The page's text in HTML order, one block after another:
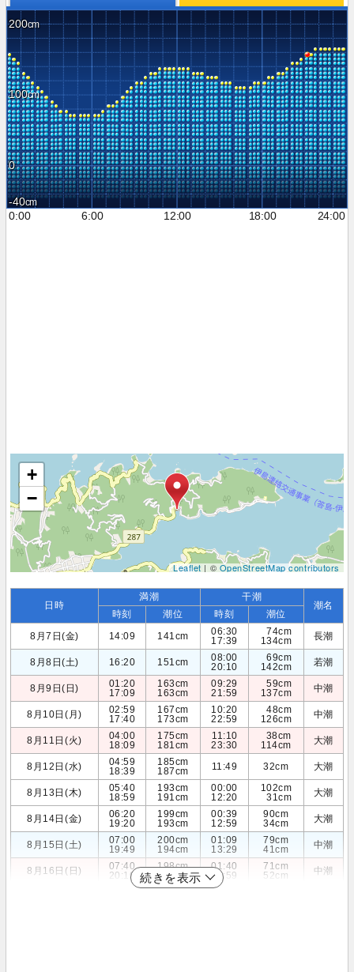
200
100
0
-40
0:00
6:00 12:00 18:00 24:00
+
−
Leaflet| ©OpenStreetMap contributors
日時
満潮 干潮
潮名
時刻 潮位 時刻
潮位
8月7日(金)
14:09 141cm
06:30
17:39
74cm
134cm
長潮
8月8日(土) 16:20 151cm
08:00
20:10
69cm
142cm
若潮
8月9日(日)
01:20
17:09
163cm
163cm
09:29
21:59
59cm
137cm
中潮
8月10日(月)
02:59
17:40
167cm
173cm
10:20
22:59
48cm
126cm
中潮
8月11日(火)
04:00
18:09
175cm
181cm
11:10
23:30
38cm
114cm
大潮
8月12日(水)
04:59
18:39
185cm
187cm
11:49 32cm 大潮
8月13日(木)
05:40
18:59
193cm
191cm
00:00
12:20
102cm
31cm
大潮
8月14日(金)
06:20
19:20
199cm
193cm
00:39
12:59
90cm
34cm
大潮
8月15日(土)
07:00
19:49
200cm
194cm
01:09
13:29
79cm
41cm
中潮
8月16日(日)
07:40
20:10
198cm
193cm
01:40
13:59
71cm
52cm
中潮
続きを表示